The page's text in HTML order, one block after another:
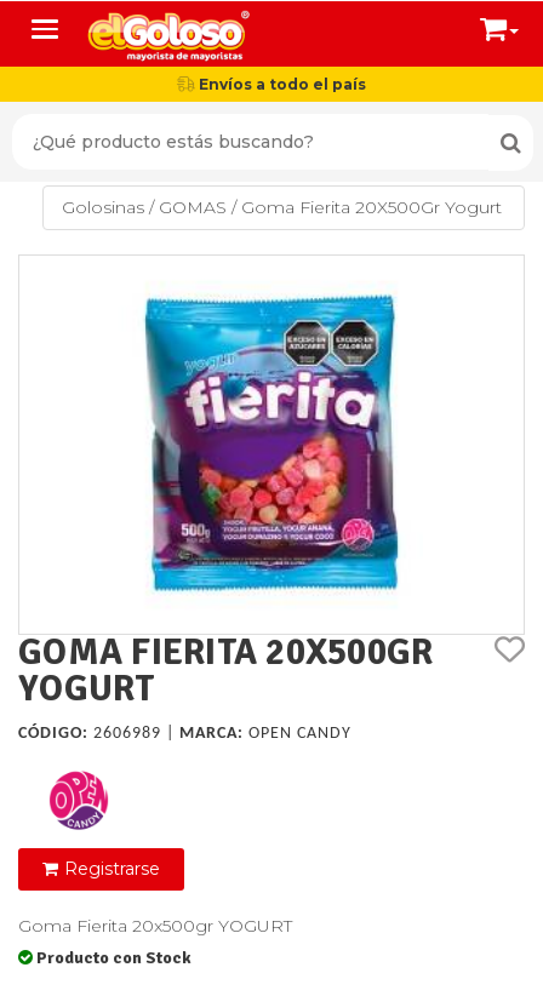
Toggle navigation
Envíos a todo el país
Golosinas / GOMAS / Goma Fierita 20X500Gr Yogurt
GOMA FIERITA 20X500GR
YOGURT
CÓDIGO: 2606989 | MARCA: OPEN CANDY
Registrarse
Goma Fierita 20x500gr YOGURT
Producto con Stock